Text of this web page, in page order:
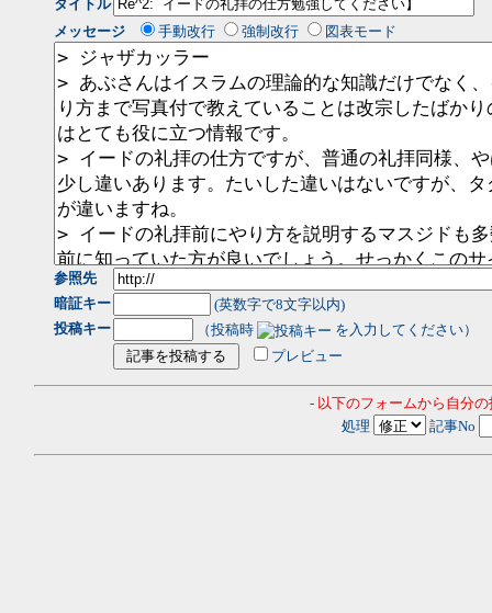
タイトル
メッセージ
手動改行 強制改行 図表モード
参照先
暗証キー
(英数字で8文字以内)
投稿キー
（投稿時
を入力してください）
プレビュー
- 以下のフォームから自分
処理
記事No